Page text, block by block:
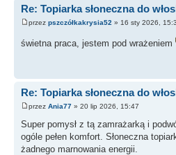
Re: Topiarka słoneczna do
przez pszczółkakrysia52 » 16 sty 2026,
świetna praca, jestem pod wrażeniem
Re: Topiarka słoneczna do
przez Ania77 » 20 lip 2026, 15:47
Super pomysł z tą zamrażarką i
ogóle pełen komfort. Słoneczna
żadnego marnowania energii.